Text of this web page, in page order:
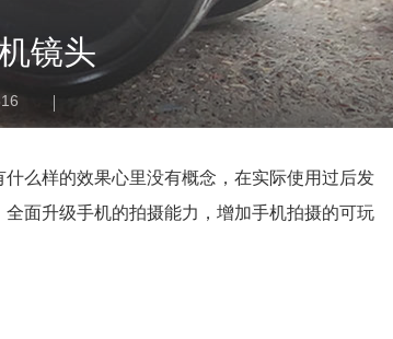
镜头
么样的效果心里没有概念，在实际使用过后发
面升级手机的拍摄能力，增加手机拍摄的可玩